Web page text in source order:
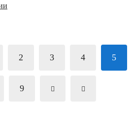
2 3 4 5
9